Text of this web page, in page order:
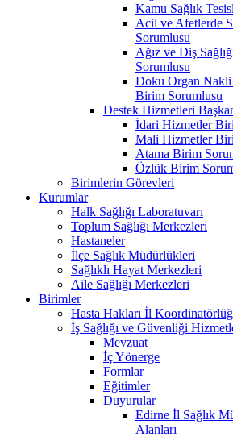
Kamu Sağlık
Acil ve Afetlerde
Sorumlusu
Ağız ve Diş
Sorumlusu
Doku Organ
Birim Sorumlusu
Destek Hizmetleri
İdari Hizmetler
Mali Hizmetler
Atama Birim
Özlük Birim
Birimlerin Görevleri
Kurumlar
Halk Sağlığı Laboratuvarı
Toplum Sağlığı Merkezleri
Hastaneler
İlçe Sağlık Müdürlükleri
Sağlıklı Hayat Merkezleri
Aile Sağlığı Merkezleri
Birimler
Hasta Hakları İl
İş Sağlığı ve Güvenliği
Mevzuat
İç Yönerge
Formlar
Eğitimler
Duyurular
Edirne İl Sağlık
Alanları